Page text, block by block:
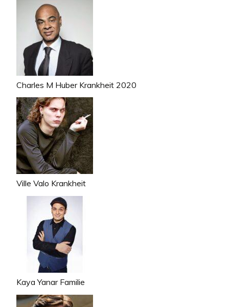
Charles M Huber Krankheit 2020
Ville Valo Krankheit
Kaya Yanar Familie